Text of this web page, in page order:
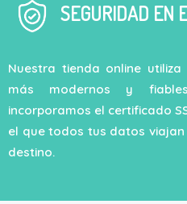
SEGURIDAD EN
Nuestra tienda online
más modernos y
incorporamos el certificado
el que todos tus datos
destino.